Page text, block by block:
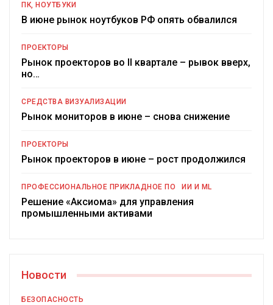
ПК, НОУТБУКИ
В июне рынок ноутбуков РФ опять обвалился
ПРОЕКТОРЫ
Рынок проекторов во II квартале – рывок вверх,
но…
СРЕДСТВА ВИЗУАЛИЗАЦИИ
Рынок мониторов в июне – снова снижение
ПРОЕКТОРЫ
Рынок проекторов в июне – рост продолжился
ПРОФЕССИОНАЛЬНОЕ ПРИКЛАДНОЕ ПО ИИ И ML
Решение «Аксиома» для управления
промышленными активами
Новости
БЕЗОПАСНОСТЬ